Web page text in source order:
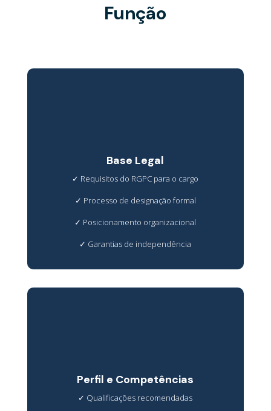
Função
Base Legal
✓ Requisitos do RGPC para o cargo
✓ Processo de designação formal
✓ Posicionamento organizacional
✓ Garantias de independência
Perfil e Competências
✓ Qualificações recomendadas